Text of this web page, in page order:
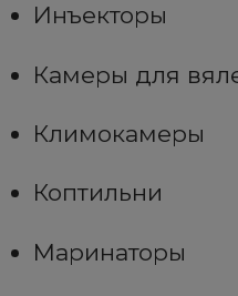
Инъекторы
Камеры для
Климокамеры
Коптильни
Маринаторы